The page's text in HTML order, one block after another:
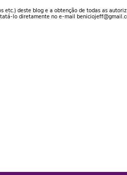
deste blog e a obtenção de todas as
lo diretamente no e-mail